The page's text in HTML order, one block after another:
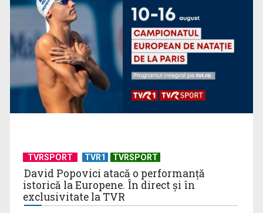
TVRSPORT TVR1 TVRSPORT
David Popovici atacă o performanţă
istorică la Europene. În direct şi în
exclusivitate la TVR